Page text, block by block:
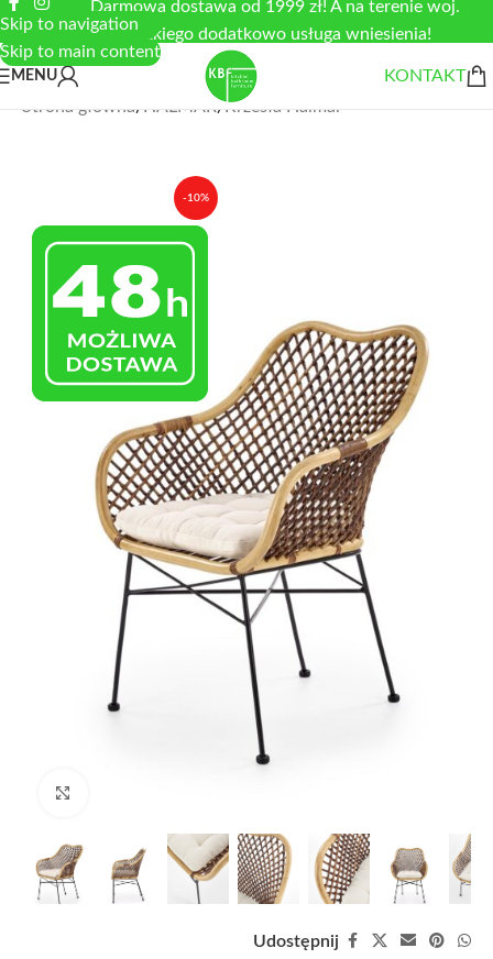
Skip to navigation
Skip to main content
Darmowa dostawa od 1999 zł! A na terenie woj.
łódzkiego dodatkowo usługa wniesienia!
MENU
KONTAKT
Strona główna/ HALMAR/Krzesła Halmar
-10%
Udostępnij